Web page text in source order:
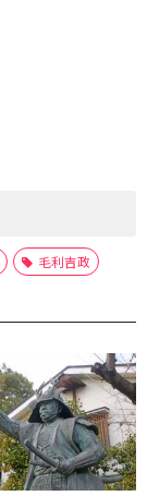
毛利吉政